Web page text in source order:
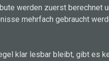
werden zuerst berechnet
mehrfach gebraucht
klar lesbar bleibt, gibt es